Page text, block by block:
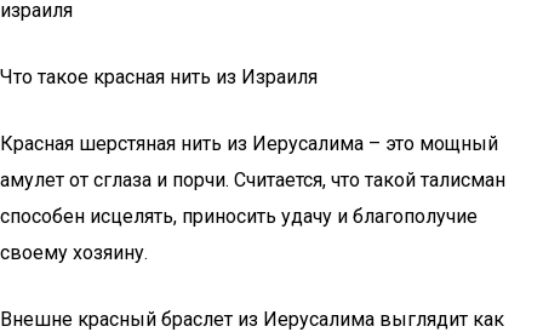
израиля
Что такое красная нить из Израиля
Красная шерстяная нить из Иерусалима – это мощный
амулет от сглаза и порчи. Считается, что такой талисман
способен исцелять, приносить удачу и благополучие
своему хозяину.
Внешне красный браслет из Иерусалима выглядит как